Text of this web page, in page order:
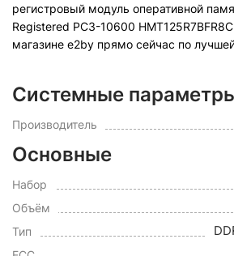
регистровый модуль оперативной
Registered PC3-10600
магазине e2by прямо сейчас по
Системные
Производитель
Основные
Набор
Объём
Тип